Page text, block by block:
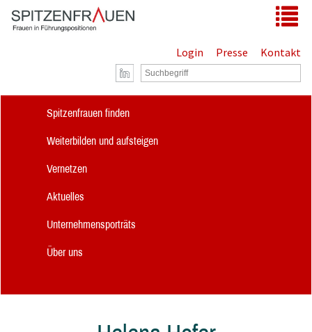
Zum Hauptinhalt springen
Login Presse Kontakt
Spitzenfrauen finden
Weiterbilden und aufsteigen
Vernetzen
Aktuelles
Unternehmensporträts
Über uns